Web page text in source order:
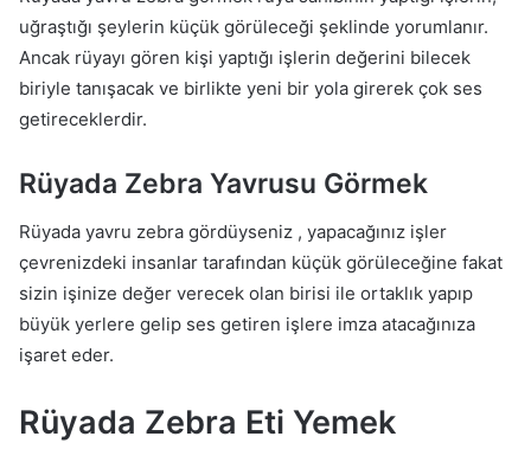
uğraştığı şeylerin küçük görüleceği şeklinde yorumlanır.
Ancak rüyayı gören kişi yaptığı işlerin değerini bilecek
biriyle tanışacak ve birlikte yeni bir yola girerek çok ses
getireceklerdir.
Rüyada Zebra Yavrusu Görmek
Rüyada yavru zebra gördüyseniz , yapacağınız işler
çevrenizdeki insanlar tarafından küçük görüleceğine fakat
sizin işinize değer verecek olan birisi ile ortaklık yapıp
büyük yerlere gelip ses getiren işlere imza atacağınıza
işaret eder.
Rüyada Zebra Eti Yemek